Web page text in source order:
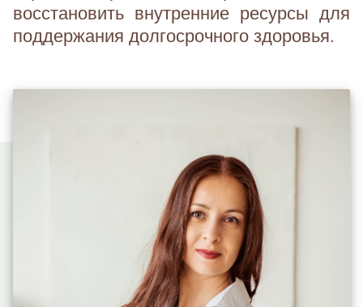
восстановить внутренние ресурсы для
поддержания долгосрочного здоровья.